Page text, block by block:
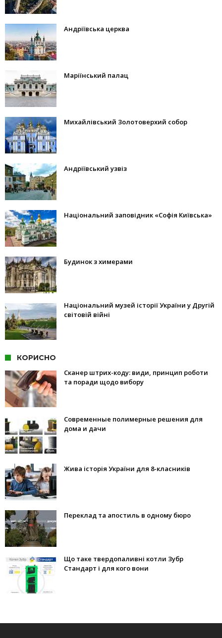
Андріївська церква
Маріїнський палац
Михайлівський Золотоверхий собор
Андріївський узвіз
Національний заповідник «Софія Київська»
Будинок з химерами
Національний музей історії України у Другій
світовій війні
КОРИСНО
Сканер штрих-коду: види, принцип роботи
та поради щодо вибору
Современные полимерные решения для
дома и дачи
Жива історія України для 8-класників
Переклад та апостиль в одному бюро
Що таке твердопаливні котли Зубр
Стандарт і для кого вони